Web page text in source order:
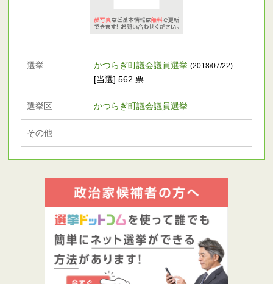
選挙 かつらぎ町議会議員選挙 (2018/07/22)
[当選] 562 票
選挙区 かつらぎ町議会議員選挙
その他